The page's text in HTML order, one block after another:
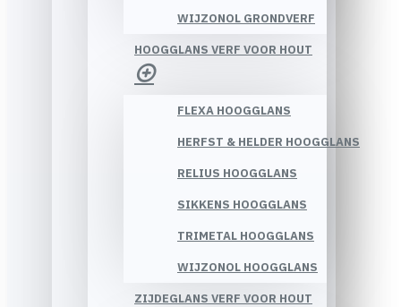
WIJZONOL GRONDVERF
HOOGGLANS VERF VOOR HOUT
FLEXA HOOGGLANS
HERFST & HELDER HOOGGLANS
RELIUS HOOGGLANS
SIKKENS HOOGGLANS
TRIMETAL HOOGGLANS
WIJZONOL HOOGGLANS
ZIJDEGLANS VERF VOOR HOUT